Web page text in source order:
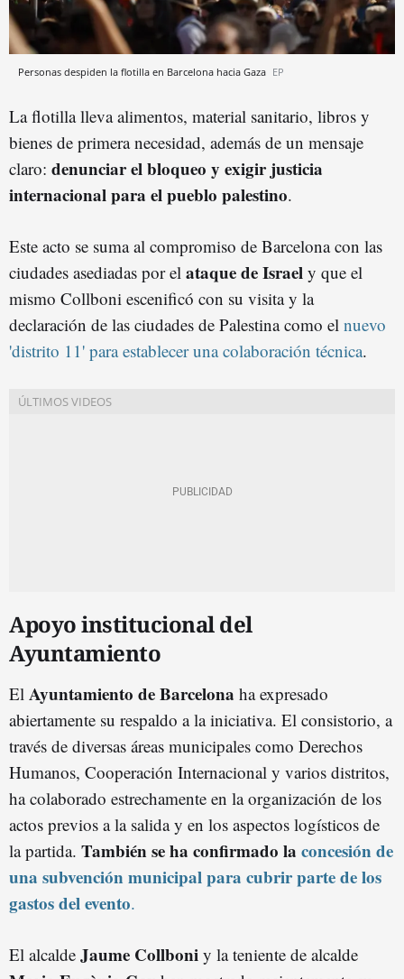
Personas despiden la flotilla en Barcelona hacia Gaza EP
La flotilla lleva alimentos, material sanitario, libros y
bienes de primera necesidad, además de un mensaje
claro: denunciar el bloqueo y exigir justicia
internacional para el pueblo palestino.
Este acto se suma al compromiso de Barcelona con las
ciudades asediadas por el ataque de Israel y que el
mismo Collboni escenificó con su visita y la
declaración de las ciudades de Palestina como el nuevo
'distrito 11' para establecer una colaboración técnica.
Apoyo institucional del
Ayuntamiento
El Ayuntamiento de Barcelona ha expresado
abiertamente su respaldo a la iniciativa. El consistorio, a
través de diversas áreas municipales como Derechos
Humanos, Cooperación Internacional y varios distritos,
ha colaborado estrechamente en la organización de los
actos previos a la salida y en los aspectos logísticos de
la partida. También se ha confirmado la concesión de
una subvención municipal para cubrir parte de los
gastos del evento.
El alcalde Jaume Collboni y la teniente de alcalde